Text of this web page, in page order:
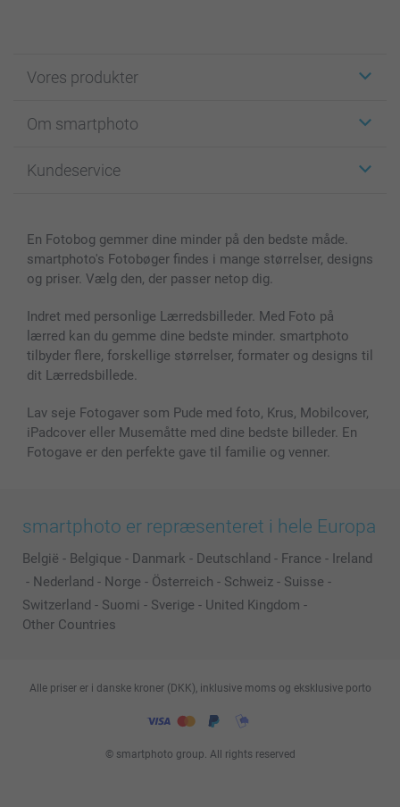
Vores produkter
Fotokort
Fotobøger
Cover til mobil & tablet
MyNameBook
Fotorammer & Tilbehør
Alle fotoprodukter
Om smartphoto
For affiliate
Sitemap
Betingelser og garantier
Kundeservice
smartbonus
Priser & betaling
En Fotobog gemmer dine minder på den bedste måde.
smartphoto's Fotobøger findes i mange størrelser, designs
og priser. Vælg den, der passer netop dig.
Indret med personlige Lærredsbilleder. Med Foto på
lærred kan du gemme dine bedste minder. smartphoto
tilbyder flere, forskellige størrelser, formater og designs til
dit Lærredsbillede.
Lav seje Fotogaver som Pude med foto, Krus, Mobilcover,
iPadcover eller Musemåtte med dine bedste billeder. En
Fotogave er den perfekte gave til familie og venner.
smartphoto er repræsenteret i hele Europa
België - Belgique - Danmark - Deutschland - France - Ireland
- Nederland - Norge - Österreich - Schweiz - Suisse -
Switzerland - Suomi - Sverige - United Kingdom -
Other Countries
© smartphoto group. All rights reserved
Alle priser er i danske kroner (DKK), inklusive moms og eksklusive porto